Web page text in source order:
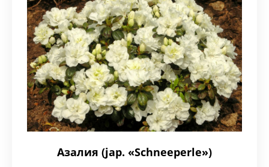
Азалия (jap. «Schneeperle»)